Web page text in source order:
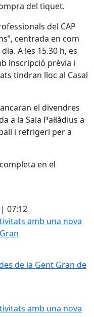
del tiquet.
del CAP
centrada en com
A les 15.30 h, es
inscripció prèvia i
tindran lloc al Casal
el divendres
a la Sala Pal·làdius a
i refrigeri per a
en el
07:12
amb una nova
de la Gent Gran de
amb una nova